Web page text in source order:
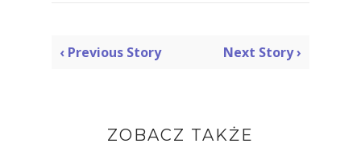
‹ Previous Story Next Story ›
ZOBACZ TAKŻE